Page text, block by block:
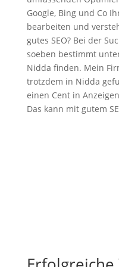
Google, Bing und Co
bearbeiten und
gutes SEO? Bei der
soeben bestimmt
Nidda finden. Mein
trotzdem in Nidda
einen Cent in
Das kann mit gutem